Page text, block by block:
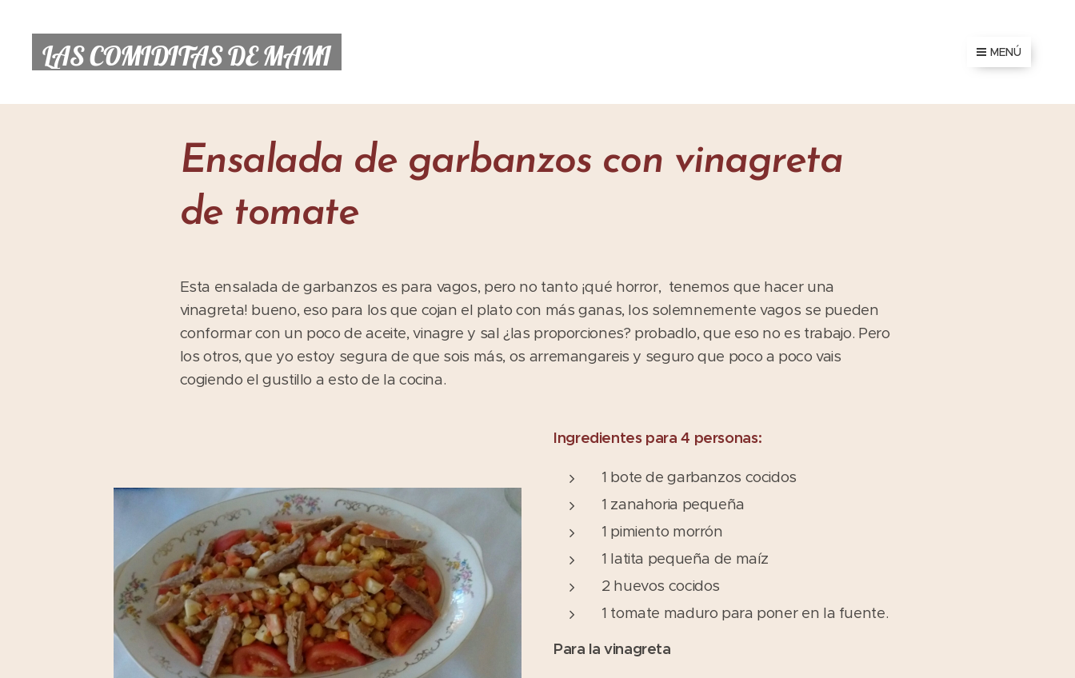
LAS COMIDITAS DE MAMI MENÚ
Ensalada de garbanzos con vinagreta
de tomate
Esta ensalada de garbanzos es para vagos, pero no tanto ¡qué horror, tenemos que hacer una
vinagreta! bueno, eso para los que cojan el plato con más ganas, los solemnemente vagos se pueden
conformar con un poco de aceite, vinagre y sal ¿las proporciones? probadlo, que eso no es trabajo. Pero
los otros, que yo estoy segura de que sois más, os arremangareis y seguro que poco a poco vais
cogiendo el gustillo a esto de la cocina.
Ingredientes para 4 personas:
1 bote de garbanzos cocidos
1 zanahoria pequeña
1 pimiento morrón
1 latita pequeña de maíz
2 huevos cocidos
1 tomate maduro para poner en la fuente.
Para la vinagreta